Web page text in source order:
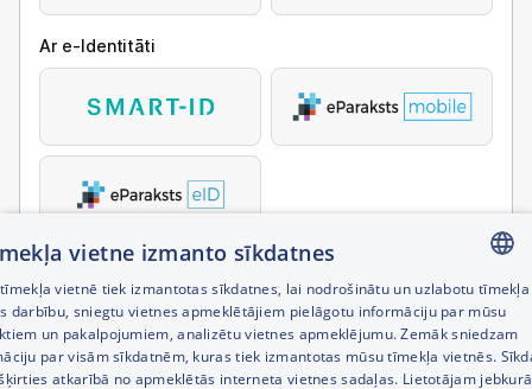
Ar e-Identitāti
LATVIAN
RUSSIAN
ENGLISH
vietne izmanto sīkdatnes
vietnē tiek izmantotas sīkdatnes, lai nodrošinātu un uzlabotu tīmekļa
darbību, sniegtu vietnes apmeklētājiem pielāgotu informāciju par mūsu
un pakalpojumiem, analizētu vietnes apmeklējumu. Zemāk sniedzam
par visām sīkdatnēm, kuras tiek izmantotas mūsu tīmekļa vietnēs.
atkarībā no apmeklētās interneta vietnes sadaļas. Lietotājam